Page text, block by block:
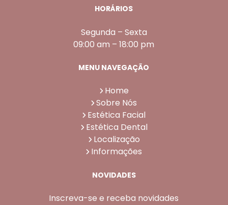
HORÁRIOS
Segunda – Sexta
09:00 am – 18:00 pm
MENU NAVEGAÇÃO
Home
Sobre Nós
Estética Facial
Estética Dental
Localização
Informações
NOVIDADES
Inscreva-se e receba novidades